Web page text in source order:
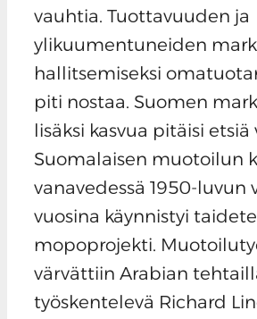
vauhtia. Tuottavuuden ja
ylikuumentuneiden
hallitsemiseksi
piti nostaa. Suomen
lisäksi kasvua pitäisi etsiä
Suomalaisen muotoilun
vanavedessä 1950-luvun
vuosina käynnistyi
mopoprojekti.
värvättiin Arabian
työskentelevä Richard